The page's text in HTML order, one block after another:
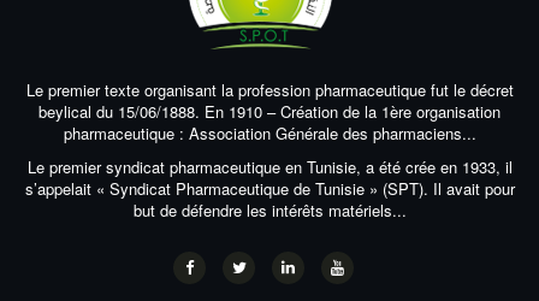
Le premier texte organisant la profession pharmaceutique fut le décret
beylical du 15/06/1888. En 1910 – Création de la 1ère organisation
pharmaceutique : Association Générale des pharmaciens...
Le premier syndicat pharmaceutique en Tunisie, a été crée en 1933, il
s’appelait « Syndicat Pharmaceutique de Tunisie » (SPT). Il avait pour
but de défendre les intérêts matériels...